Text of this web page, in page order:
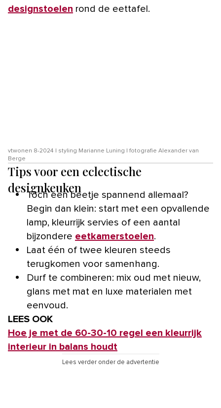
designstoelen rond de eettafel.
vtwonen 8-2024 | styling Marianne Luning | fotografie Alexander van
Berge
Tips voor een eclectische
designkeuken
Toch een beetje spannend allemaal?
Begin dan klein: start met een opvallende
lamp, kleurrijk servies of een aantal
bijzondere eetkamerstoelen.
Laat één of twee kleuren steeds
terugkomen voor samenhang.
Durf te combineren: mix oud met nieuw,
glans met mat en luxe materialen met
eenvoud.
LEES OOK
Hoe je met de 60-30-10 regel een kleurrijk
interieur in balans houdt
Lees verder onder de advertentie